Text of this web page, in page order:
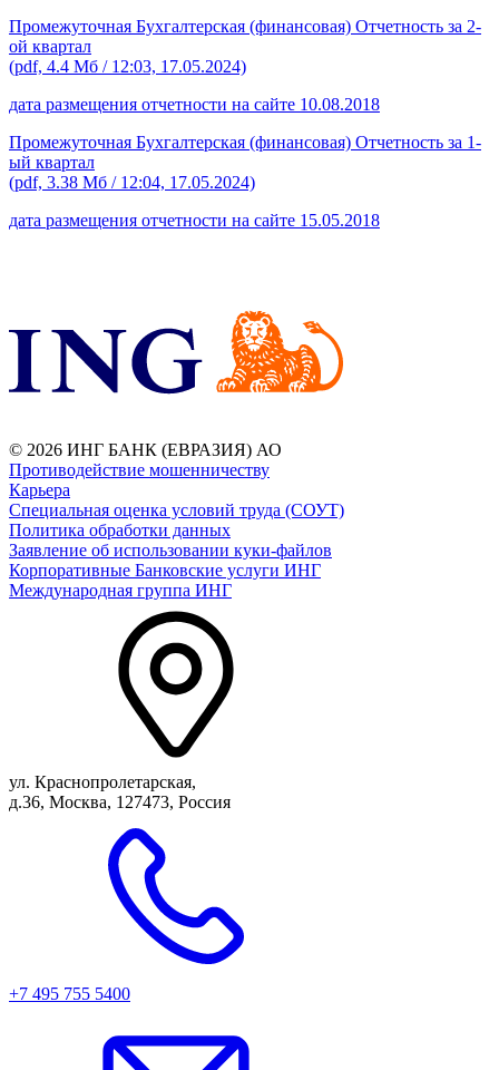
Промежуточная Бухгалтерская (финансовая) Отчетность за 2-
ой квартал
(pdf, 4.4 Мб / 12:03, 17.05.2024)
дата размещения отчетности на сайте 10.08.2018
Промежуточная Бухгалтерская (финансовая) Отчетность за 1-
ый квартал
(pdf, 3.38 Мб / 12:04, 17.05.2024)
дата размещения отчетности на сайте 15.05.2018
© 2026 ИНГ БАНК (ЕВРАЗИЯ) АО
Противодействие мошенничеству
Карьера
Специальная оценка условий труда (СОУТ)
Политика обработки данных
Заявление об использовании куки-файлов
Корпоративные Банковские услуги ИНГ
Международная группа ИНГ
ул. Краснопролетарская,
д.36, Москва, 127473, Россия
+7 495 755 5400